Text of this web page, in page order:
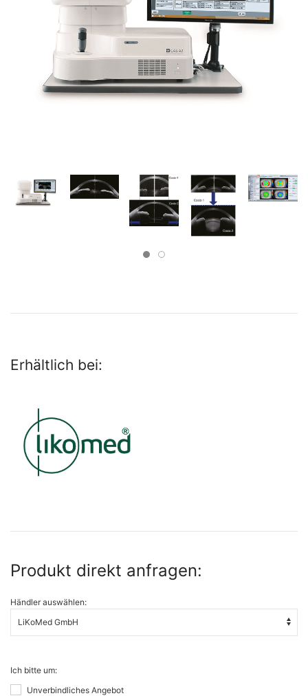
Erhältlich bei:
Produkt direkt anfragen:
Händler auswählen:
Ich bitte um:
Unverbindliches Angebot